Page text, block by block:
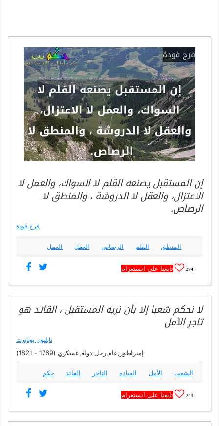
إن المستقبل يصنعه القلم لا السواك، والعمل لا
الاعتزال، والعقل لا الدروشة ، والمنطق لا
الرصاص.
فرج فودة
المنطق القلم الرصاص العقل العمل
274 تابعنا على انستغرام
لا نحكم شعبا إلا بأن نريه المستقبل ، القائد هو
تاجر الأمل
نابليون بونابرت
إمبراطور,عام,رجل دولة,عسكري (1769 - 1821)
الشعب الأمل القيادة التاجر القائد حكم
243 تابعنا على انستغرام